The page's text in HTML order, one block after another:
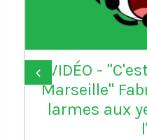
VIDÉO -
Marseille"
larmes aux
‹